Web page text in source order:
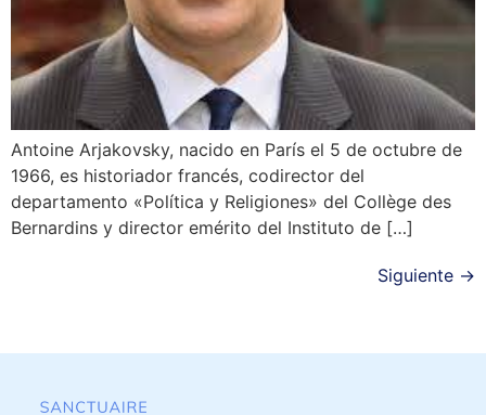
Antoine Arjakovsky, nacido en París el 5 de octubre de
1966, es historiador francés, codirector del
departamento «Política y Religiones» del Collège des
Bernardins y director emérito del Instituto de […]
Siguiente →